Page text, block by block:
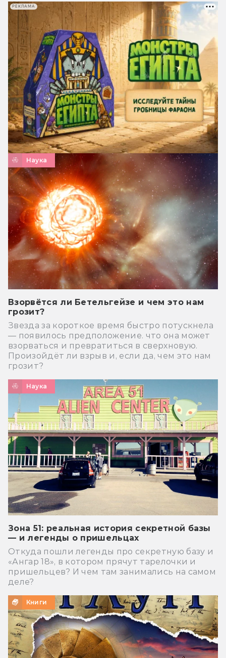
Наука
Взорвётся ли Бетельгейзе и чем это нам
грозит?
Звезда за короткое время быстро потускнела
— появилось предположение. что она может
взорваться и превратиться в сверхновую.
Произойдёт ли взрыв и, если да, чем это нам
грозит?
Наука
Зона 51: реальная история секретной базы
— и легенды о пришельцах
Откуда пошли легенды про секретную базу и
«Ангар 18», в котором прячут тарелочки и
пришельцев? И чем там занимались на самом
деле?
Книги
РЕКЛАМА